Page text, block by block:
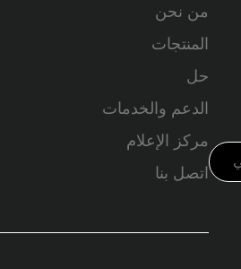
من نحن
المنتجات
حل
الدعم والخدمات
مركز الإعلام
اتصل بنا